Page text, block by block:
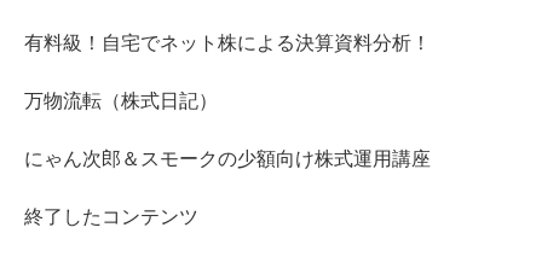
有料級！自宅でネット株による決算資料分析！
万物流転（株式日記）
にゃん次郎＆スモークの少額向け株式運用講座
終了したコンテンツ